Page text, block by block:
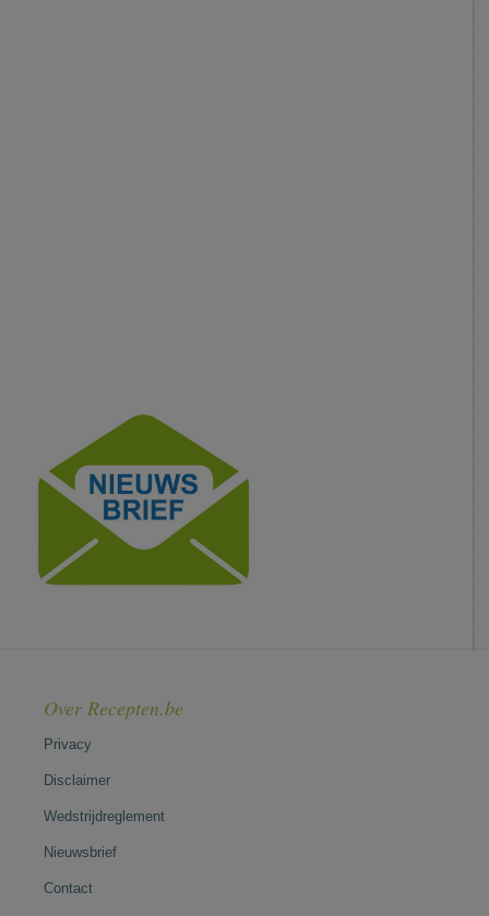
Over Recepten.be
Privacy
Disclaimer
Wedstrijdreglement
Nieuwsbrief
Contact